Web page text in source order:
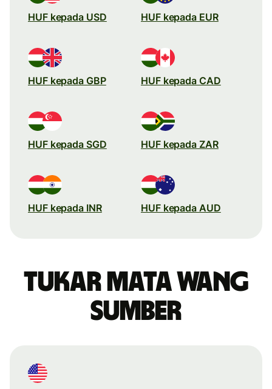
HUF kepada USD HUF kepada EUR
HUF kepada GBP HUF kepada CAD
HUF kepada SGD HUF kepada ZAR
HUF kepada INR HUF kepada AUD
Tukar mata wang
sumber